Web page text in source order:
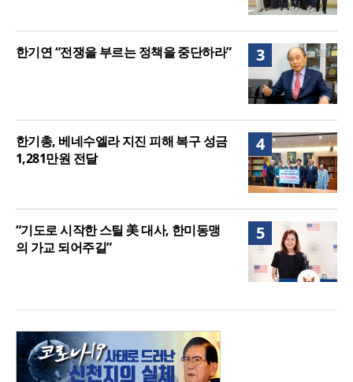
3
한기연 “전쟁을 부르는 정책을 중단하라”
4
한기총, 베네수엘라 지진 피해 복구 성금
1,281만원 전달
5
“기도로 시작한 스틸 美 대사, 한미동맹
의 가교 되어주길”